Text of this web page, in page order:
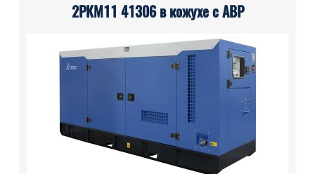
2РКМ11 41306 в кожухе с АВР